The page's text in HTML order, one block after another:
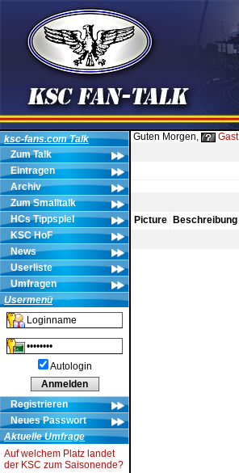
ksc-fans.com Talk
Zum Talk
Eintragen
Archiv
Zum Smalltalk
HCs Tippspiel
KSC HoF
News
Userliste
Umfragen
Usermenü
Autologin
Registrieren
Neues Passwort
Aktuelle Umfrage
Auf welchem Platz landet
der KSC zum Saisonende?
Guten Morgen, Gast
Picture Beschreibung